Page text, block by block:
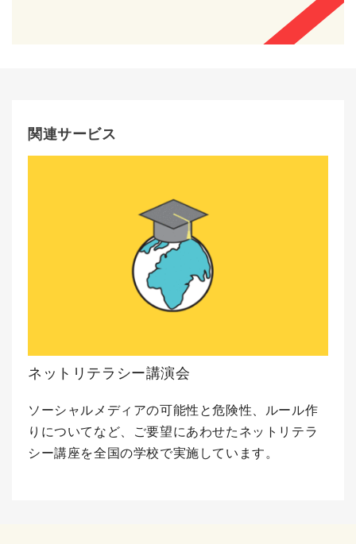
関連サービス
ネットリテラシー講演会
ソーシャルメディアの可能性と危険性、ルール作
りについてなど、ご要望にあわせたネットリテラ
シー講座を全国の学校で実施しています。